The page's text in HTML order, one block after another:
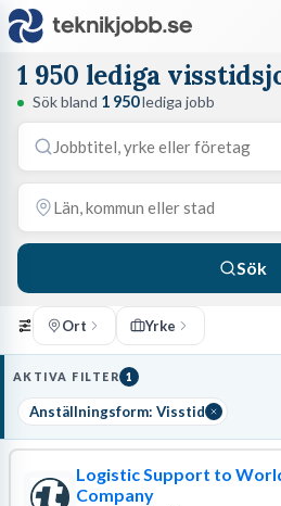
1 950 lediga
Sök bland 1 950lediga jobb
Sök
Ort Yrke
AKTIVA FILTER 1
Anställningsform: Visstid
Logistic Support to
Company